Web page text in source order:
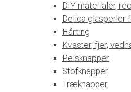
DIY materialer,
Delica glasperler
Hårting
Kvaster, fjer,
Pelsknapper
Stofknapper
Træknapper